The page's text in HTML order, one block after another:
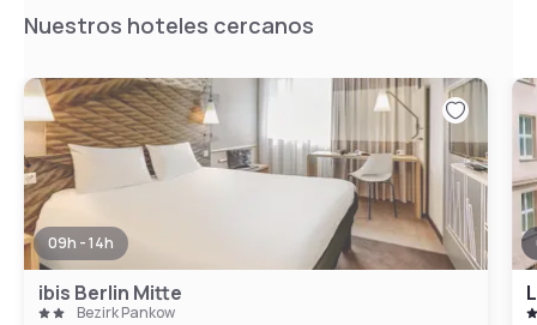
Nuestros hoteles cercanos
09h - 14h
ibis Berlin Mitte
Bezirk Pankow